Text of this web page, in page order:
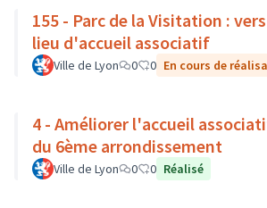
155 - Parc de la Visitation :
lieu d'accueil associatif
Ville de Lyon 0 0 En cours de
4 - Améliorer l'accueil
du 6ème arrondissement
Ville de Lyon 0 0 Réalisé